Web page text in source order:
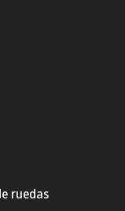
ruedas